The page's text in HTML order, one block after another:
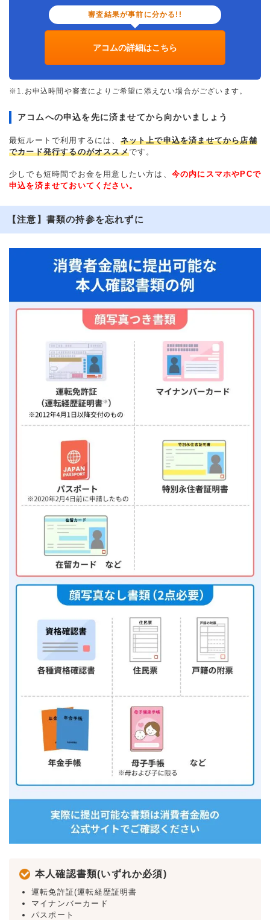
審査結果が事前に分かる!!
アコムの詳細はこちら
※1.お申込時間や審査によりご希望に添えない場合がございます。
アコムへの申込を先に済ませてから向かいましょう
最短ルートで利用するには、 ネット上で申込を済ませてから店舗
でカード発行するのがオススメです。
少しでも短時間でお金を用意したい方は、 今の内にスマホやPCで
申込を済ませておいてください。
【注意】書類の持参を忘れずに
本人確認書類(いずれか必須)
運転免許証(運転経歴証明書
マイナンバーカード
パスポート